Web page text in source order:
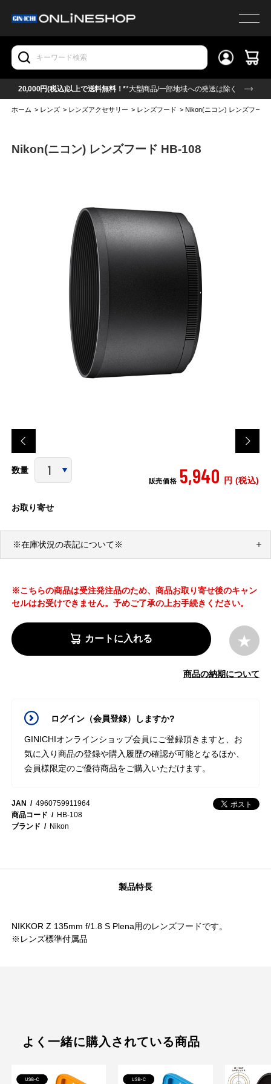
20,000円(税込)以上で送料無料！**大型商品/一部地域への発送は除く
ホーム > レンズ > レンズアクセサリー > レンズフード >Nikon(ニコン) レンズフード
Nikon(ニコン) レンズフード HB-108
数量
販売価格 5,940 円 (税込)
お取り寄せ
※在庫状況の表記について※
※こちらの商品は受注発注品のため、商品お取り寄せ後のキャン
セルはお受けできません。予めご了承の上お手続きください。
カートに入れる
商品の納期について
ログイン（会員登録）しますか?
GINICHIオンラインショップ会員にご登録頂きますと、お
気に入り商品の登録や購入履歴の確認が可能となるほか、
会員様限定のご優待商品をご購入いただけます。
JAN
4960759911964
商品コード
HB-108
ブランド
Nikon
製品特長
NIKKOR Z 135mm f/1.8 S Plena用のレンズフードです。
※レンズ標準付属品
よく一緒に購入されている商品